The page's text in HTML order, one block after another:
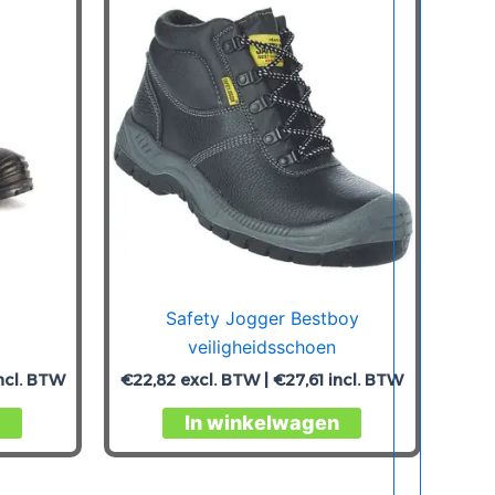
BTW
Dit
product
Safety Jogger Bestboy
veiligheidsschoen
€22,82 excl. BTW |€27,61 incl. BTW
In winkelwagen
Dit
product